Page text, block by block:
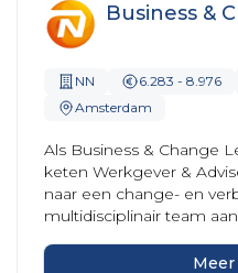
Business &
NN 6.283 - 8.976
Amsterdam
Als Business & Change
keten Werkgever &
naar een change- en
multidisciplinair team aan